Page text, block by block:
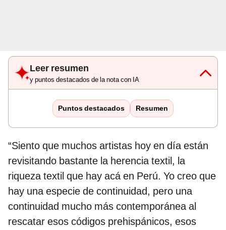
Leer resumen
y puntos destacados de la nota con IA
Puntos destacados Resumen
“Siento que muchos artistas hoy en día están
revisitando bastante la herencia textil, la
riqueza textil que hay acá en Perú. Yo creo que
hay una especie de continuidad, pero una
continuidad mucho más contemporánea al
rescatar esos códigos prehispánicos, esos